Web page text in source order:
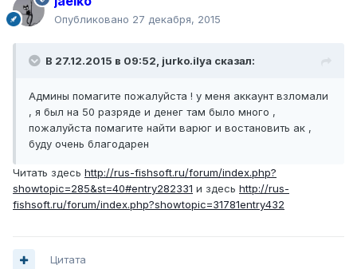
Опубликовано 27 декабря, 2015
В 27.12.2015 в 09:52, jurko.ilya сказал:
Админы помагите пожалуйста ! у меня аккаунт взломали
, я был на 50 разряде и денег там было много ,
пожалуйста помагите найти варюг и востановить ак ,
буду очень благодарен
Читать здесь http://rus-fishsoft.ru/forum/index.php?
showtopic=285&st=40#entry282331 и здесь http://rus-
fishsoft.ru/forum/index.php?showtopic=31781entry432
Цитата